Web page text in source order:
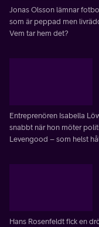
Jonas Olsson lämnar
som är peppad men
Vem tar hem det?
Entreprenören Isabella
snabbt när hon möter
Levengood – som helst
Hans Rosenfeldt fick en